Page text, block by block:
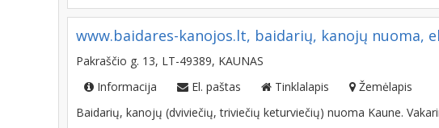
www.baidares-kanojos.lt, baidarių, kanojų nuoma,
Pakraščio g. 13, LT-49389, KAUNAS
Informacija
El. paštas Tinklalapis
Žemėlapis
Baidarių, kanojų (dviviečių, triviečių keturviečių) nuoma Kaune.